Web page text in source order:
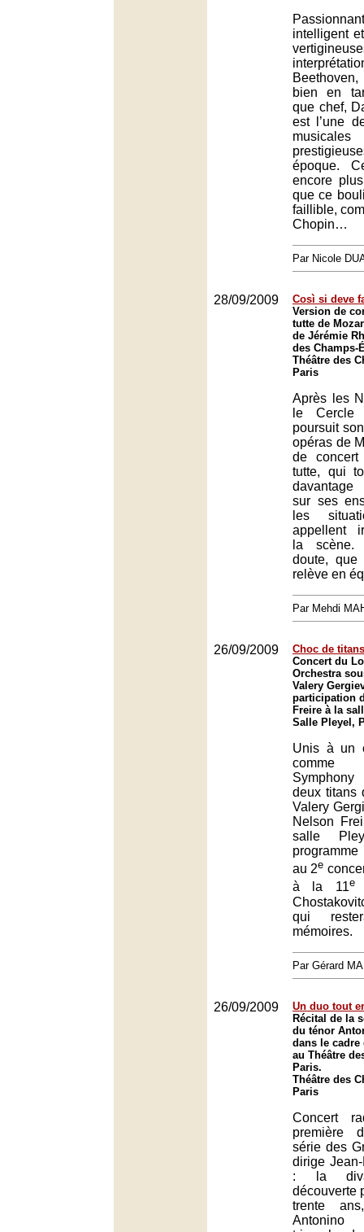
intelligent
bien en
que chef,
est l’une
époque.
encore
que ce
faillible,
Chopin…
Par Nicole
28/09/2009
Così si deve
Version de
tutte de
de Jérémie
des Champs-
Théâtre des
Paris
Après les
le Cercle
poursuit
opéras de
de
tutte, qui
sur ses
les
appellent
la
doute, que
relève en
Par Mehdi
26/09/2009
Choc de titans
Concert du
Orchestra
Valery
participation
Freire à la
Salle Pleyel,
Unis à un
deux titans
Valery
Nelson
salle
programme
au 2e
à la 11e
qui
mémoires.
Par Gérard
26/09/2009
Un duo tout
Récital de la
du ténor
dans le cadre
au Théâtre
Paris.
Théâtre des
Paris
Concert
première
série des
dirige
: la
découverte
trente
Antonino